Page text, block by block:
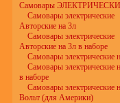
Самовары
Самовары электрические
Авторские на 3л
Самовары электрические
Авторские на 3л в наборе
Самовары электрические
Самовары электрические
в наборе
Самовары электрические
Вольт (для Америки)